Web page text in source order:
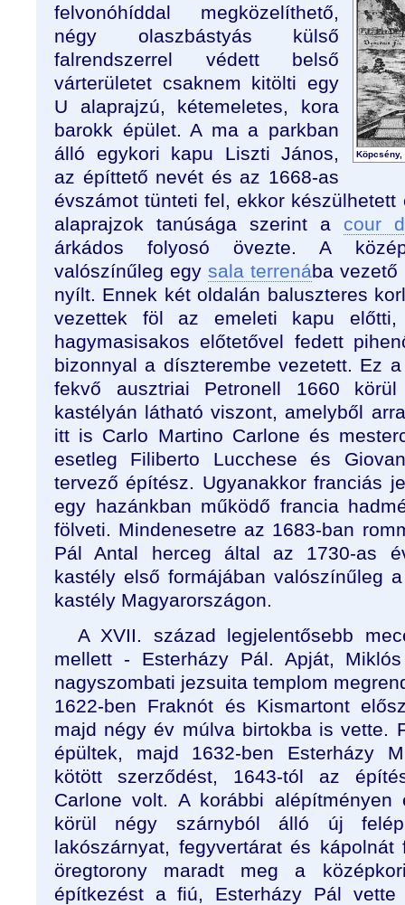
Köpcsény,
felvonóhíddal megközelíthető,
négy olaszbástyás külső
falrendszerrel védett belső
várterületet csaknem kitölti egy
U alaprajzú, kétemeletes, kora
barokk épület. A ma a parkban
álló egykori kapu Liszti János,
az építtető nevét és az 1668-as
évszámot tünteti fel, ekkor
alaprajzok tanúsága szerint a cour
árkádos folyosó övezte. A
valószínűleg egy sala terrenába vezető
nyílt. Ennek két oldalán baluszteres
vezettek föl az emeleti kapu előtti,
hagymasisakos előtetővel fedett
bizonnyal a díszterembe vezetett. Ez
fekvő ausztriai Petronell 1660 körül
kastélyán látható viszont, amelyből
itt is Carlo Martino Carlone és
esetleg Filiberto Lucchese és
tervező építész. Ugyanakkor franciás
egy hazánkban működő francia
fölveti. Mindenesetre az 1683-ban
Pál Antal herceg által az 1730-as
kastély első formájában valószínűleg
kastély Magyarországon.
A XVII. század legjelentősebb
mellett - Esterházy Pál. Apját,
nagyszombati jezsuita templom
1622-ben Fraknót és Kismartont
majd négy év múlva birtokba is vette.
épültek, majd 1632-ben Esterházy
kötött szerződést, 1643-tól az
Carlone volt. A korábbi
körül négy szárnyból álló új
lakószárnyat, fegyvertárat és
öregtorony maradt meg a
építkezést a fiú, Esterházy Pál